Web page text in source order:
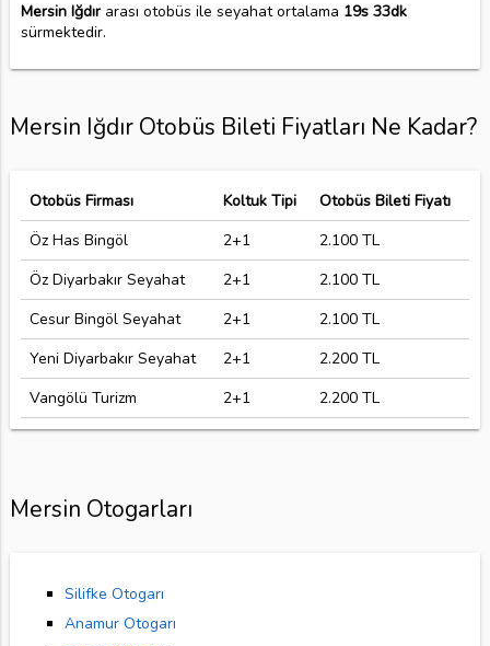
Mersin Iğdırarası otobüs ile seyahat ortalama 19s 33dk
sürmektedir.
Mersin Iğdır Otobüs Bileti Fiyatları Ne Kadar?
Otobüs Firması Koltuk Tipi
Otobüs Bileti Fiyatı
Öz Has Bingöl
2+1
2.100 TL
Öz Diyarbakır Seyahat
2+1
2.100 TL
Cesur Bingöl Seyahat
2+1
2.100 TL
Yeni Diyarbakır Seyahat
2+1
2.200 TL
Vangölü Turizm
2+1 2.200 TL
Mersin Otogarları
Silifke Otogarı
Anamur Otogarı